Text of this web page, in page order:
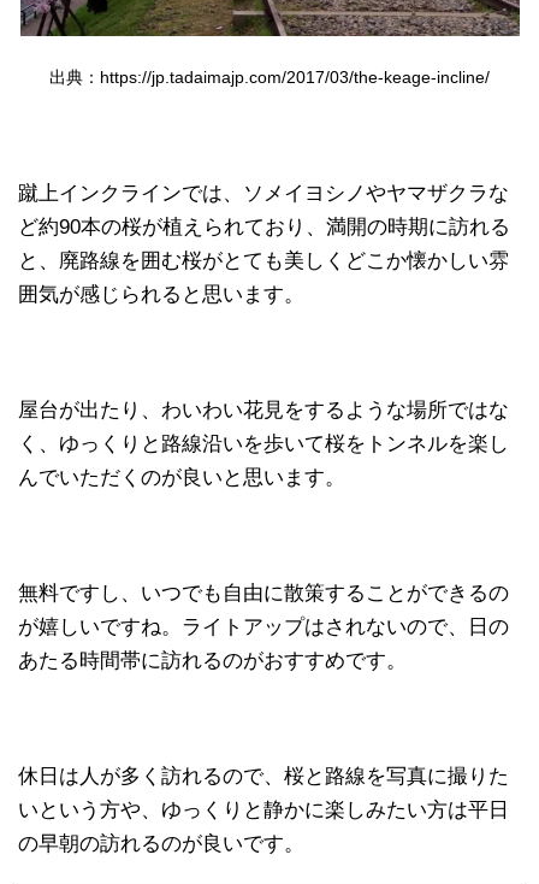
出典：https://jp.tadaimajp.com/2017/03/the-keage-incline/
蹴上インクラインでは、ソメイヨシノやヤマザクラな
ど約90本の桜が植えられており、満開の時期に訪れる
と、廃路線を囲む桜がとても美しくどこか懐かしい雰
囲気が感じられると思います。
屋台が出たり、わいわい花見をするような場所ではな
く、ゆっくりと路線沿いを歩いて桜をトンネルを楽し
んでいただくのが良いと思います。
無料ですし、いつでも自由に散策することができるの
が嬉しいですね。ライトアップはされないので、日の
あたる時間帯に訪れるのがおすすめです。
休日は人が多く訪れるので、桜と路線を写真に撮りた
いという方や、ゆっくりと静かに楽しみたい方は平日
の早朝の訪れるのが良いです。